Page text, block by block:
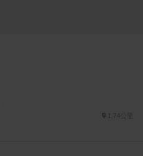
1.74公里